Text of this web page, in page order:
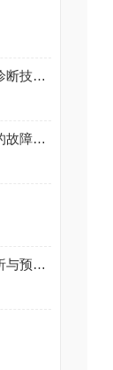
提高E+H质量流量计性能的诊断技术与维护策略
艾默生质量流量计器件损坏的故障分析
E+H质量流量计故障案例分析与预防措施